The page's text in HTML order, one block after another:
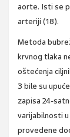
aorte. Isti se
arteriji (18).
Metoda
krvnog tlaka
oštećenja
3 bile su
zapisa 24-
varijabilnosti
provedene